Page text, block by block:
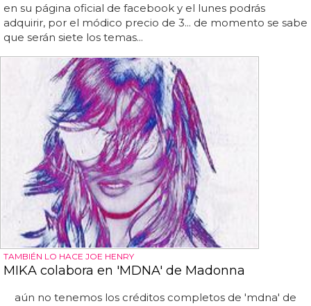
en su página oficial de facebook y el lunes podrás
adquirir, por el módico precio de 3... de momento se sabe
que serán siete los temas...
TAMBIÉN LO HACE JOE HENRY
MIKA colabora en 'MDNA' de Madonna
aún no tenemos los créditos completos de 'mdna' de